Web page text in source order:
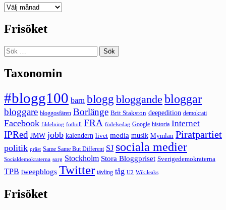
Deepedition
Frisöket
Sök
efter:
Taxonomin
#blogg100 barn blogg bloggande bloggar
bloggare bloggosfären Borlänge Brit Stakston deepedition demokrati
Facebook fildelning fotboll FRA födelsedag Google historia Internet
IPRed JMW jobb kalendern livet media musik Mymlan Piratpartiet
politik präst Same Same But Different SJ sociala medier
Socialdemokraterna sorg Stockholm Stora Bloggpriset Sverigedemokraterna
TPB tweepblogs Twitter tävling tåg U2 Wikileaks
Frisöket